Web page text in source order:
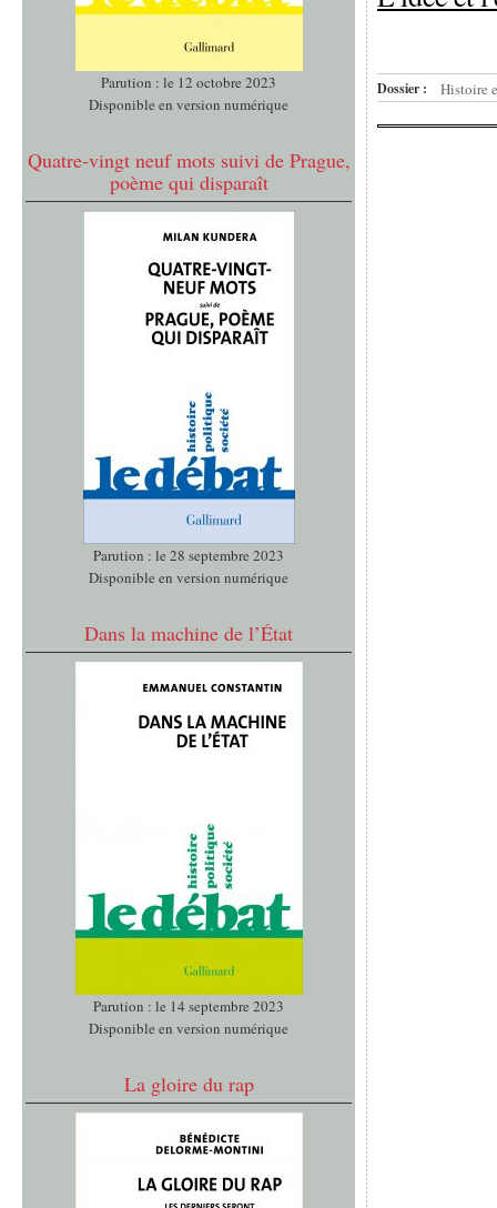
Parution : le 12 octobre 2023
Disponible en version numérique
Quatre-vingt neuf mots suivi de Prague,
poème qui disparaît
Parution : le 28 septembre 2023
Disponible en version numérique
Dans la machine de l’État
Parution : le 14 septembre 2023
Disponible en version numérique
La gloire du rap
Dossier : Histoire